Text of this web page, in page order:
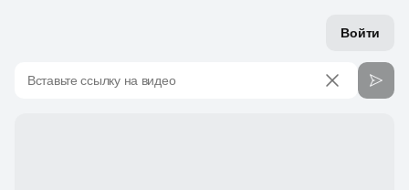
Войти
Вставьте ссылку на видео